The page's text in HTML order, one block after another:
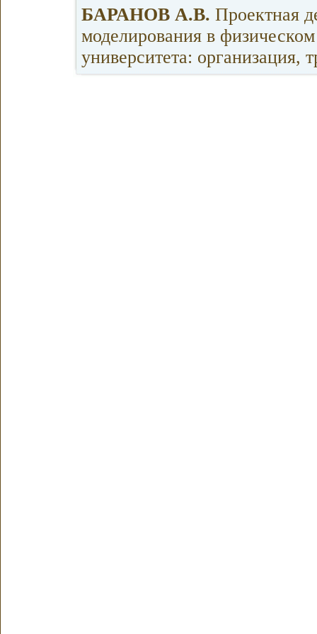
БАРАНОВ А.В. Проектная
моделирования в
университета: организация,